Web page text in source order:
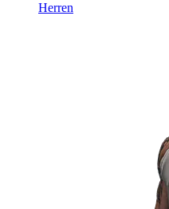
Herren